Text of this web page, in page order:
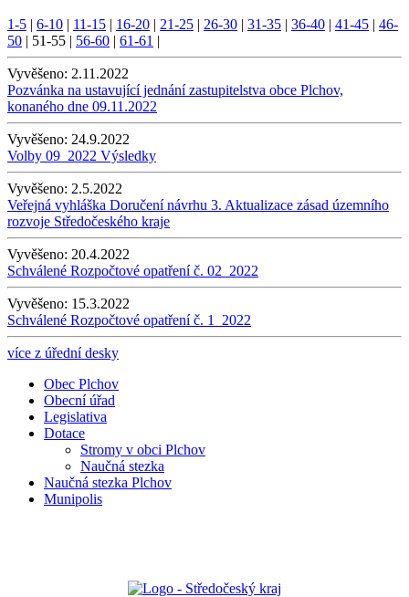
1-5 6-10 11-15 16-20 21-25 26-30 31-35 36-40 41-45
46-
50
51-55 56-60 61-61
Vyvěšeno: 2.11.2022
Pozvánka na ustavující jednání zastupitelstva obce Plchov,
konaného dne 09.11.2022
Vyvěšeno: 24.9.2022
Volby 09_2022 Výsledky
Vyvěšeno: 2.5.2022
Veřejná vyhláška Doručení návrhu 3. Aktualizace zásad územního
rozvoje Středočeského kraje
Vyvěšeno: 20.4.2022
Schválené Rozpočtové opatření č. 02_2022
Vyvěšeno: 15.3.2022
Schválené Rozpočtové opatření č. 1_2022
více z úřední desky
Obec Plchov
Obecní úřad
Legislativa
Dotace
Stromy v obci Plchov
Naučná stezka
Naučná stezka Plchov
Munipolis